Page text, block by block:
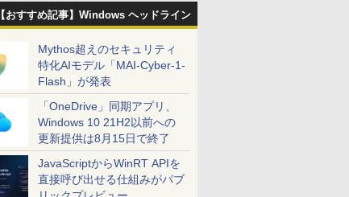
【おすすめ記事】Windows ヘッドライン
Mythos超えのセキュリティ
特化AIモデル「MAI-Cyber-1-
Flash」が発表
「OneDrive」同期アプリ、
Windows 10 21H2以前への
更新提供は8月15日で終了
JavaScriptからWinRT APIを
直接呼び出せる仕組みがパブ